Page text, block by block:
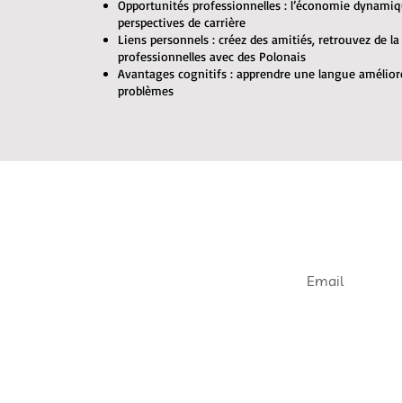
Opportunités professionnelles : l’économie
perspectives de carrière
Liens personnels : créez des amitiés, retrouvez de
professionnelles avec des Polonais
Avantages cognitifs : apprendre une langue
problèmes